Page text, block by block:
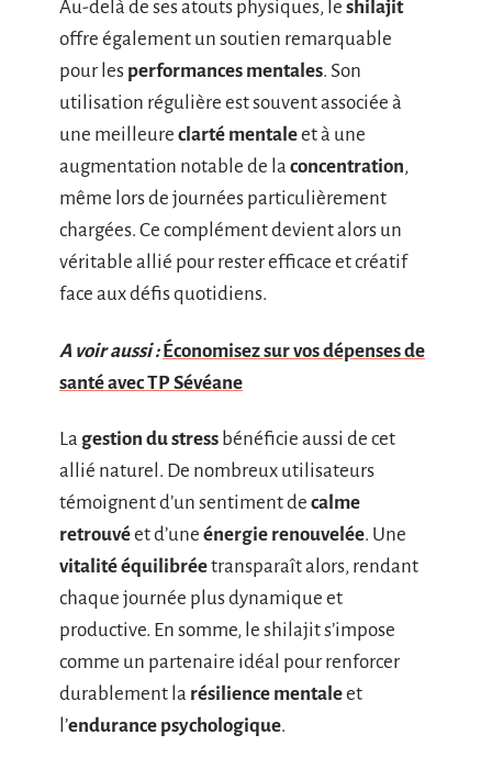
Au-delà de ses atouts physiques, le shilajit
offre également un soutien remarquable
pour les performances mentales. Son
utilisation régulière est souvent associée à
une meilleure clarté mentaleet à une
augmentation notable de la concentration,
même lors de journées particulièrement
chargées. Ce complément devient alors un
véritable allié pour rester efficace et créatif
face aux défis quotidiens.
A voir aussi : Économisez sur vos dépenses de
santé avec TP Sévéane
La gestion du stress bénéficie aussi de cet
allié naturel. De nombreux utilisateurs
témoignent d’un sentiment de calme
retrouvéet d’une énergie renouvelée. Une
vitalité équilibréetransparaît alors, rendant
chaque journée plus dynamique et
productive. En somme, le shilajit s’impose
comme un partenaire idéal pour renforcer
durablement la résilience mentaleet
l’endurance psychologique.